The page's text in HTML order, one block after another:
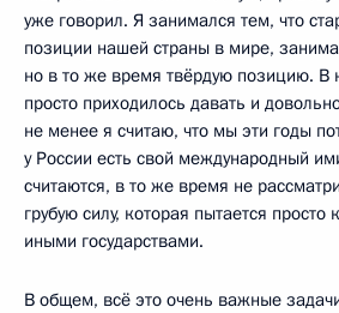
уже говорил. Я занимался тем, что
позиции нашей страны в мире,
но в то же время твёрдую позицию. В
просто приходилось давать и
не менее я считаю, что мы эти годы
у России есть свой международный
считаются, в то же время не
грубую силу, которая пытается
иными государствами.
В общем, всё это очень важные